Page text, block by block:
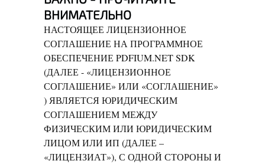
ВНИМАТЕЛЬНО
НАСТОЯЩЕЕ ЛИЦЕНЗИОННОЕ
СОГЛАШЕНИЕ НА ПРОГРАММНОЕ
ОБЕСПЕЧЕНИЕ PDFIUM.NET SDK
(ДАЛЕЕ - «ЛИЦЕНЗИОННОЕ
СОГЛАШЕНИЕ» ИЛИ «СОГЛАШЕНИЕ»
) ЯВЛЯЕТСЯ ЮРИДИЧЕСКИМ
СОГЛАШЕНИЕМ МЕЖДУ
ФИЗИЧЕСКИМ ИЛИ ЮРИДИЧЕСКИМ
ЛИЦОМ ИЛИ ИП (ДАЛЕЕ –
«ЛИЦЕНЗИАТ»), С ОДНОЙ СТОРОНЫ И